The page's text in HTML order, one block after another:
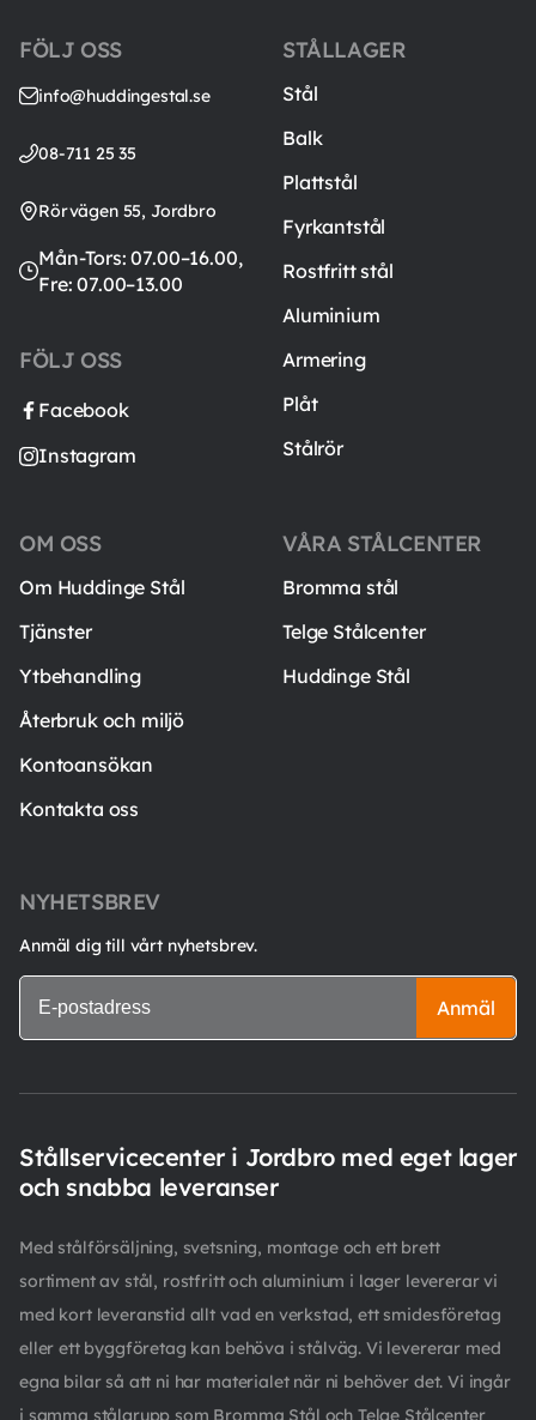
FÖLJ OSS
info@huddingestal.se
08-711 25 35
Rörvägen 55, Jordbro
Mån-Tors: 07.00–16.00,
Fre: 07.00–13.00
FÖLJ OSS
Facebook
Instagram
STÅLLAGER
Stål
Balk
Plattstål
Fyrkantstål
Rostfritt stål
Aluminium
Armering
Plåt
Stålrör
VÅRA STÅLCENTER
Bromma stål
Telge Stålcenter
Huddinge Stål
OM OSS
Om Huddinge Stål
Tjänster
Ytbehandling
Återbruk och miljö
Kontoansökan
Kontakta oss
NYHETSBREV
Anmäl dig till vårt nyhetsbrev.
Anmäl
Stållservicecenter i Jordbro med eget lager
och snabba leveranser
Med stålförsäljning, svetsning, montage och ett brett
sortiment av stål, rostfritt och aluminium i lager levererar vi
med kort leveranstid allt vad en verkstad, ett smidesföretag
eller ett byggföretag kan behöva i stålväg. Vi levererar med
egna bilar så att ni har materialet när ni behöver det. Vi ingår
i samma stålgrupp som Bromma Stål och Telge Stålcenter